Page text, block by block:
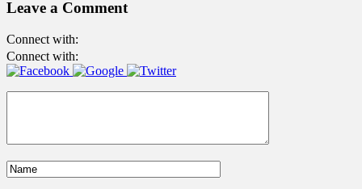
Leave a Comment
Connect with:
Connect with: